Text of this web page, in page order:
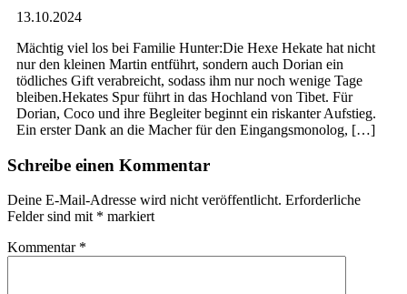
13.10.2024
Mächtig viel los bei Familie Hunter:Die Hexe Hekate hat nicht
nur den kleinen Martin entführt, sondern auch Dorian ein
tödliches Gift verabreicht, sodass ihm nur noch wenige Tage
bleiben.Hekates Spur führt in das Hochland von Tibet. Für
Dorian, Coco und ihre Begleiter beginnt ein riskanter Aufstieg.
Ein erster Dank an die Macher für den Eingangsmonolog, […]
Schreibe einen Kommentar
Deine E-Mail-Adresse wird nicht veröffentlicht. Erforderliche
Felder sind mit * markiert
Kommentar *